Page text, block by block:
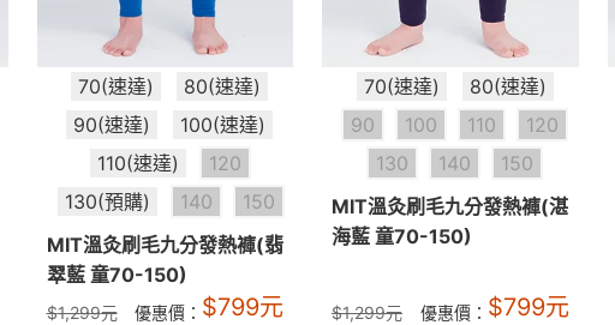
70(速達)
80(速達)
90(速達)
100(速達)
110(速達)
120
130(預購)
140
150
MIT溫灸刷毛九分發熱褲(翡
翠藍 童70-150)
$1,299元 優惠價： $799元
70(速達)
80(速達)
90
100 110
120
130
140
150
MIT溫灸刷毛九分發熱褲(湛
海藍 童70-150)
$1,299元 優惠價： $799元